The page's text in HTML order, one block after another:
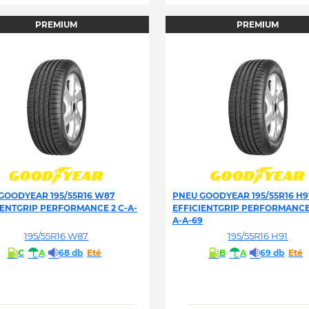
PREMIUM
195/55R16 W87
PERFORMANCE 2 C-A-
195/55R16 W87
C A 68 db Eté
PREMIUM
PNEU GOODYEAR 195/55R16
EFFICIENTGRIP
A-A-69
195/55R16 H91
B A 69 db Eté